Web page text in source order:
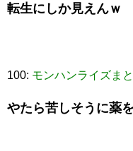
転生にしか見えんｗ
100: モンハンライズま
やたら苦しそうに薬